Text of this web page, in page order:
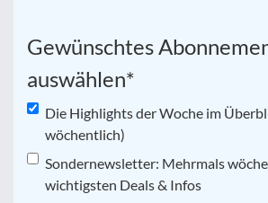
Gewünschtes
auswählen*
Die Highlights der Woche im
wöchentlich)
Sondernewsletter: Mehrmals
wichtigsten Deals & Infos